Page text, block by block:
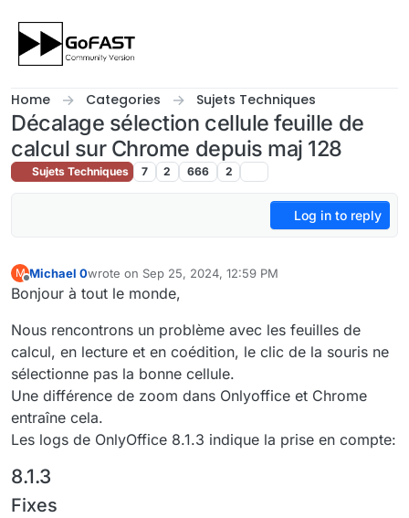
Home Categories Sujets Techniques
Décalage sélection cellule feuille de
calcul sur Chrome depuis maj 128
Sujets Techniques 7 2 666 2
Log in to reply
M
Offline
Michael 0wrote on Sep 25, 2024, 12:59 PM
last edited by
Bonjour à tout le monde,
Nous rencontrons un problème avec les feuilles de
calcul, en lecture et en coédition, le clic de la souris ne
sélectionne pas la bonne cellule.
Une différence de zoom dans Onlyoffice et Chrome
entraîne cela.
Les logs de OnlyOffice 8.1.3 indique la prise en compte:
8.1.3
Fixes